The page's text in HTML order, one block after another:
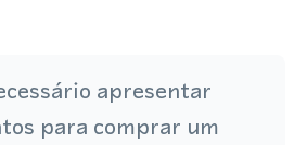
apresentar
para comprar um